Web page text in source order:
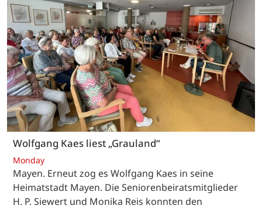
Wolfgang Kaes liest „Grauland“
Monday
Mayen. Erneut zog es Wolfgang Kaes in seine
Heimatstadt Mayen. Die Seniorenbeiratsmitglieder
H. P. Siewert und Monika Reis konnten den